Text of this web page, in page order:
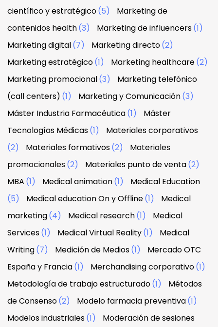
científico y estratégico(5)
Marketing de
contenidos health(3) Marketing de influencers(1)
Marketing digital(7) Marketing directo(2)
Marketing estratégico(1) Marketing healthcare(2)
Marketing promocional(3)
Marketing telefónico
(call centers) (1) Marketing y Comunicación(3)
Máster Industria Farmacéutica(1)
Máster
Tecnologías Médicas(1)
Materiales corporativos
(2)
Materiales formativos(2)
Materiales
promocionales(2) Materiales punto de venta(2)
MBA (1) Medical animation(1)
Medical Education
(5)
Medical education On y Offline(1)
Medical
marketing(4) Medical research(1)
Medical
Services(1) Medical Virtual Reality(1)
Medical
Writing(7) Medición de Medios(1)
Mercado OTC
España y Francia(1) Merchandising corporativo(1)
Metodología de trabajo estructurado(1)
Métodos
de Consenso(2) Modelo farmacia preventiva(1)
Modelos industriales(1)
Moderación de sesiones